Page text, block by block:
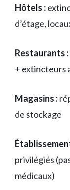
Hôtels :
d’étage,
Restaurants :
+ extincteurs
Magasins :
de stockage
privilégiés
médicaux)